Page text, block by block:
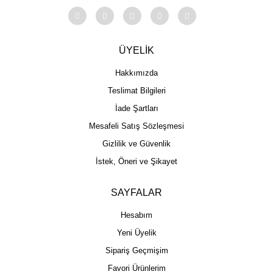
ÜYELİK
Hakkımızda
Teslimat Bilgileri
İade Şartları
Mesafeli Satış Sözleşmesi
Gizlilik ve Güvenlik
İstek, Öneri ve Şikayet
SAYFALAR
Hesabım
Yeni Üyelik
Sipariş Geçmişim
Favori Ürünlerim